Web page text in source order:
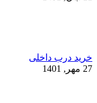
خرید درب داخلی
27 مهر, 1401